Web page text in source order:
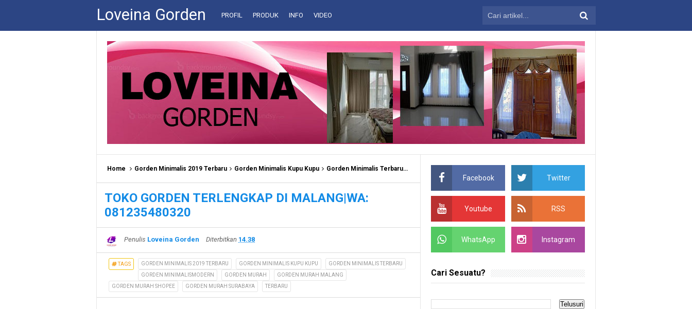
Loveina Gorden PROFIL PRODUK INFO VIDEO
Home Gorden Minimalis 2019 Terbaru Gorden Minimalis Kupu Kupu Gorden Minimalis Terbaru
TOKO GORDEN TERLENGKAP DI MALANG|WA:
081235480320
Penulis Loveina Gorden Diterbitkan 14.38
TAGS GORDEN MINIMALIS 2019 TERBARU GORDEN MINIMALIS KUPU KUPU
GORDEN MINIMALIS TERBARU
GORDEN MINIMALISMODERN
GORDEN MURAH
GORDEN MURAH MALANG
GORDEN MURAH SHOPEE
GORDEN MURAH SURABAYA TERBARU
Facebook Twitter
Youtube RSS
WhatsApp Instagram
Cari Sesuatu?